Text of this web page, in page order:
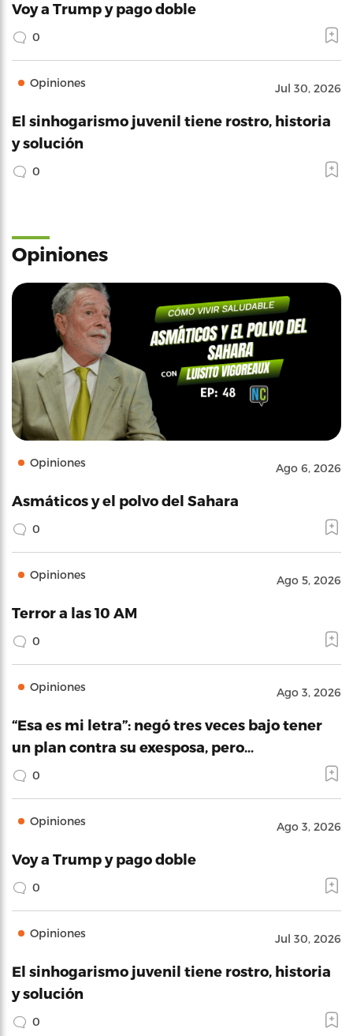
Voy a Trump y pago doble
0
Opiniones Jul 30, 2026
El sinhogarismo juvenil tiene rostro, historia
y solución
0
Opiniones
Opiniones Ago 6, 2026
Asmáticos y el polvo del Sahara
0
Opiniones Ago 5, 2026
Terror a las 10 AM
0
Opiniones Ago 3, 2026
“Esa es mi letra”: negó tres veces bajo tener
un plan contra su exesposa, pero…
0
Opiniones Ago 3, 2026
Voy a Trump y pago doble
0
Opiniones Jul 30, 2026
El sinhogarismo juvenil tiene rostro, historia
y solución
0